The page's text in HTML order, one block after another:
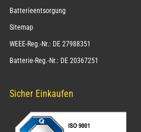
Batterieentsorgung
Sitemap
WEEE-Reg.-Nr.: DE 27988351
Batterie-Reg.-Nr.: DE 20367251
Sicher Einkaufen